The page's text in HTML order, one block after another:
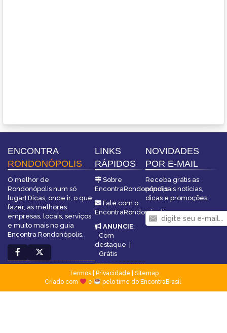
ENCONTRA
RONDONÓPOLIS
O melhor de
Rondonópolis num só
lugar! Dicas, onde ir, o que
fazer, as melhores
empresas, locais, serviços
e muito mais no guia
Encontra Rondonópolis.
LINKS
RÁPIDOS
Sobre
EncontraRondonópolis
Fale com o
EncontraRondonópolis
ANUNCIE:
Com
destaque |
Grátis
NOVIDADES
POR E-MAIL
Receba grátis as
principais notícias,
dicas e promoções
Termos| Privacidade
Sitemap
Criado com
e pelo time do EncontraBrasil